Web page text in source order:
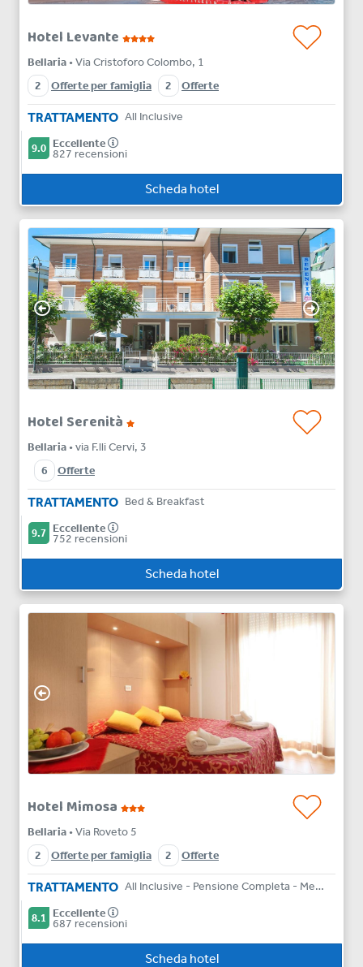
Hotel Levante
Bellaria • Via Cristoforo Colombo, 1
2
Offerte per famiglia 2 Offerte
TRATTAMENTO All Inclusive
9.0 Eccellente
827 recensioni
Scheda hotel
Hotel Serenità
Bellaria • via F.lli Cervi, 3
6
Offerte
TRATTAMENTO Bed & Breakfast
9.7 Eccellente
752 recensioni
Scheda hotel
Hotel Mimosa
Bellaria • Via Roveto 5
2
Offerte per famiglia 2 Offerte
TRATTAMENTO All Inclusive - Pensione Completa - Mezza Pensione - Bed & Breakfast
8.1 Eccellente
687 recensioni
Scheda hotel